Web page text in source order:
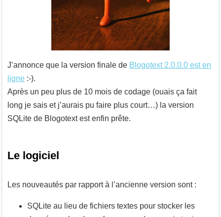
J’annonce que la version finale de Blogotext 2.0.0.0 est en
ligne :-).
Après un peu plus de 10 mois de codage (ouais ça fait
long je sais et j’aurais pu faire plus court…) la version
SQLite de Blogotext est enfin prête.
Le logiciel
Les nouveautés par rapport à l’ancienne version sont :
SQLite au lieu de fichiers textes pour stocker les